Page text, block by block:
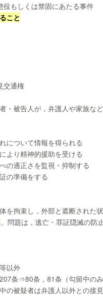
もしくは禁固にあたる事件
こと
交通権
・被告人が，弁護人や家族な
ついて情報を得られる
り精神的援助を受ける
適正さを監視・抑制する
の準備をする
を拘束し，外部と遮断された
。問題は，逃亡・罪証隠滅の防
以外
条⇒80条，81条（勾留中のみ
の被疑者は弁護人以外との接